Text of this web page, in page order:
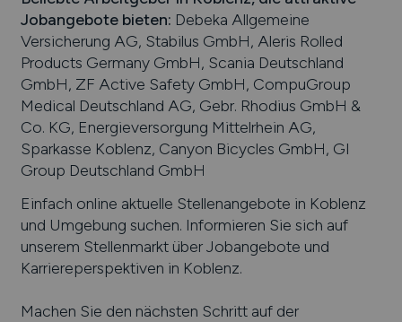
Jobangebote bieten: Debeka Allgemeine
Versicherung AG, Stabilus GmbH, Aleris Rolled
Products Germany GmbH, Scania Deutschland
GmbH, ZF Active Safety GmbH, CompuGroup
Medical Deutschland AG, Gebr. Rhodius GmbH &
Co. KG, Energieversorgung Mittelrhein AG,
Sparkasse Koblenz, Canyon Bicycles GmbH, GI
Group Deutschland GmbH
Einfach online aktuelle Stellenangebote in Koblenz
und Umgebung suchen. Informieren Sie sich auf
unserem Stellenmarkt über Jobangebote und
Karriereperspektiven in Koblenz.
Machen Sie den nächsten Schritt auf der